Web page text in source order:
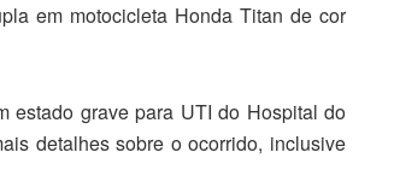
em motocicleta Honda Titan de cor
estado grave para UTI do Hospital do
detalhes sobre o ocorrido, inclusive